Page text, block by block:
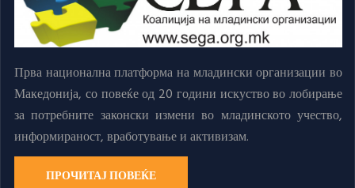
Прва национална платформа на младински организации во
Македонија, со повеќе од 20 години искуство во лобирање
за потребните законски измени во младинското учество,
информираност, вработување и активизам.
ПРОЧИТАЈ ПОВЕЌЕ